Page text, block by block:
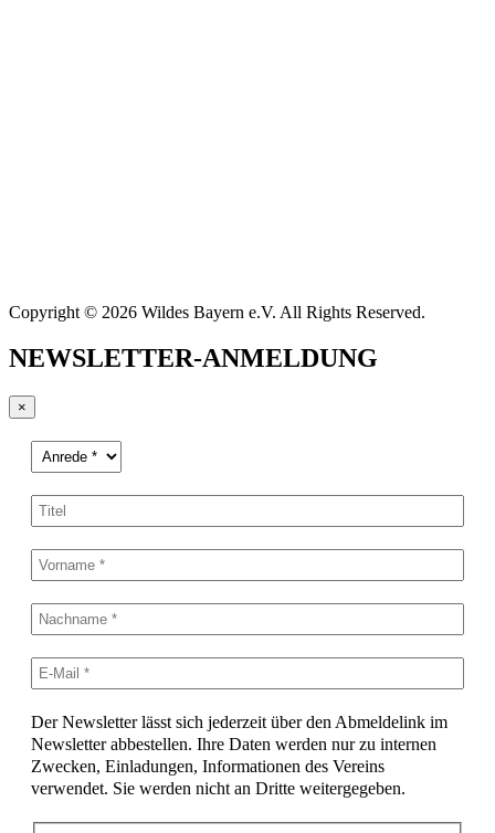
Copyright © 2026 Wildes Bayern e.V. All Rights Reserved.
NEWSLETTER-ANMELDUNG
×
Der Newsletter lässt sich jederzeit über den Abmeldelink im
Newsletter abbestellen. Ihre Daten werden nur zu internen
Zwecken, Einladungen, Informationen des Vereins
verwendet. Sie werden nicht an Dritte weitergegeben.